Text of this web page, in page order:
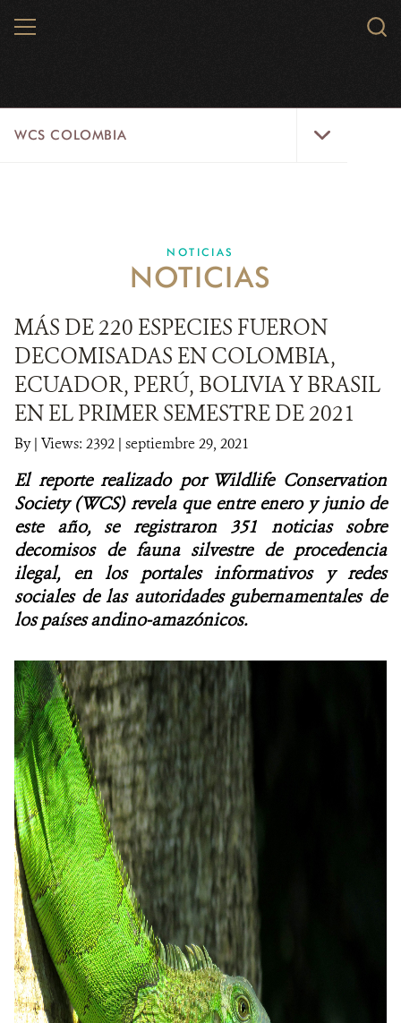
MENU
WCS COLOMBIA
EJES ESTRATÉGICOS
LÍNEAS DE ACCIÓN
MICROSITIOS
NOTICIAS
WCS VISUAL
PUBLICACIONES
ALIADOS Y ALIANZAS
COBERTURA EN MEDIOS DE COMUNICACIÓN
MECANISMO DE ATENCIÓN DE QUEJAS Y RECLAMOS
DONA
NOTICIAS
NOTICIAS
MÁS DE 220 ESPECIES FUERON
DECOMISADAS EN COLOMBIA,
ECUADOR, PERÚ, BOLIVIA Y BRASIL
EN EL PRIMER SEMESTRE DE 2021
By| Views: 2392 | septiembre 29, 2021
El reporte realizado por Wildlife Conservation
Society (WCS) revela que entre enero y junio de
este año, se registraron 351 noticias sobre
decomisos de fauna silvestre de procedencia
ilegal, en los portales informativos y redes
sociales de las autoridades gubernamentales de
los países andino-amazónicos.